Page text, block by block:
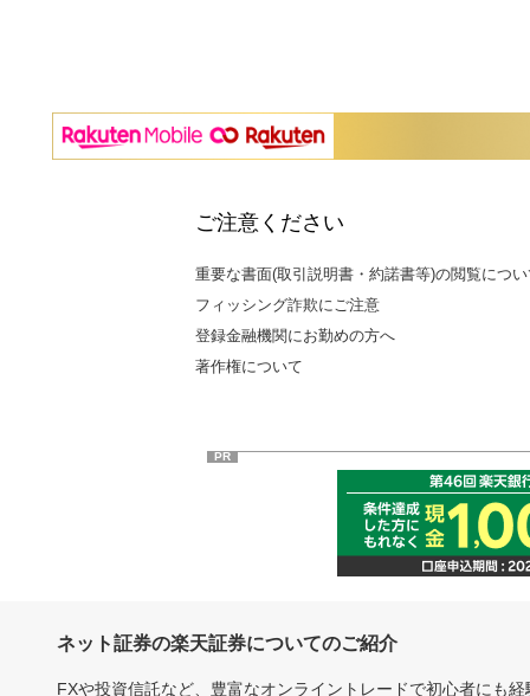
ご注意ください
重要な書面(取引説明書・約諾書等)の閲覧につ
フィッシング詐欺にご注意
登録金融機関にお勤めの方へ
著作権について
PR
ネット証券の楽天証券についてのご紹介
FXや投資信託など、豊富なオンライントレードで初心者にも